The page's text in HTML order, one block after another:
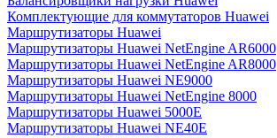
Комплектующие для коммутаторов Huawei
Маршрутизаторы Huawei
Маршрутизаторы Huawei NetEngine AR6000
Маршрутизаторы Huawei NetEngine AR8000
Маршрутизаторы Huawei NE9000
Маршрутизаторы Huawei NetEngine 8000
Маршрутизаторы Huawei 5000E
Маршрутизаторы Huawei NE40E